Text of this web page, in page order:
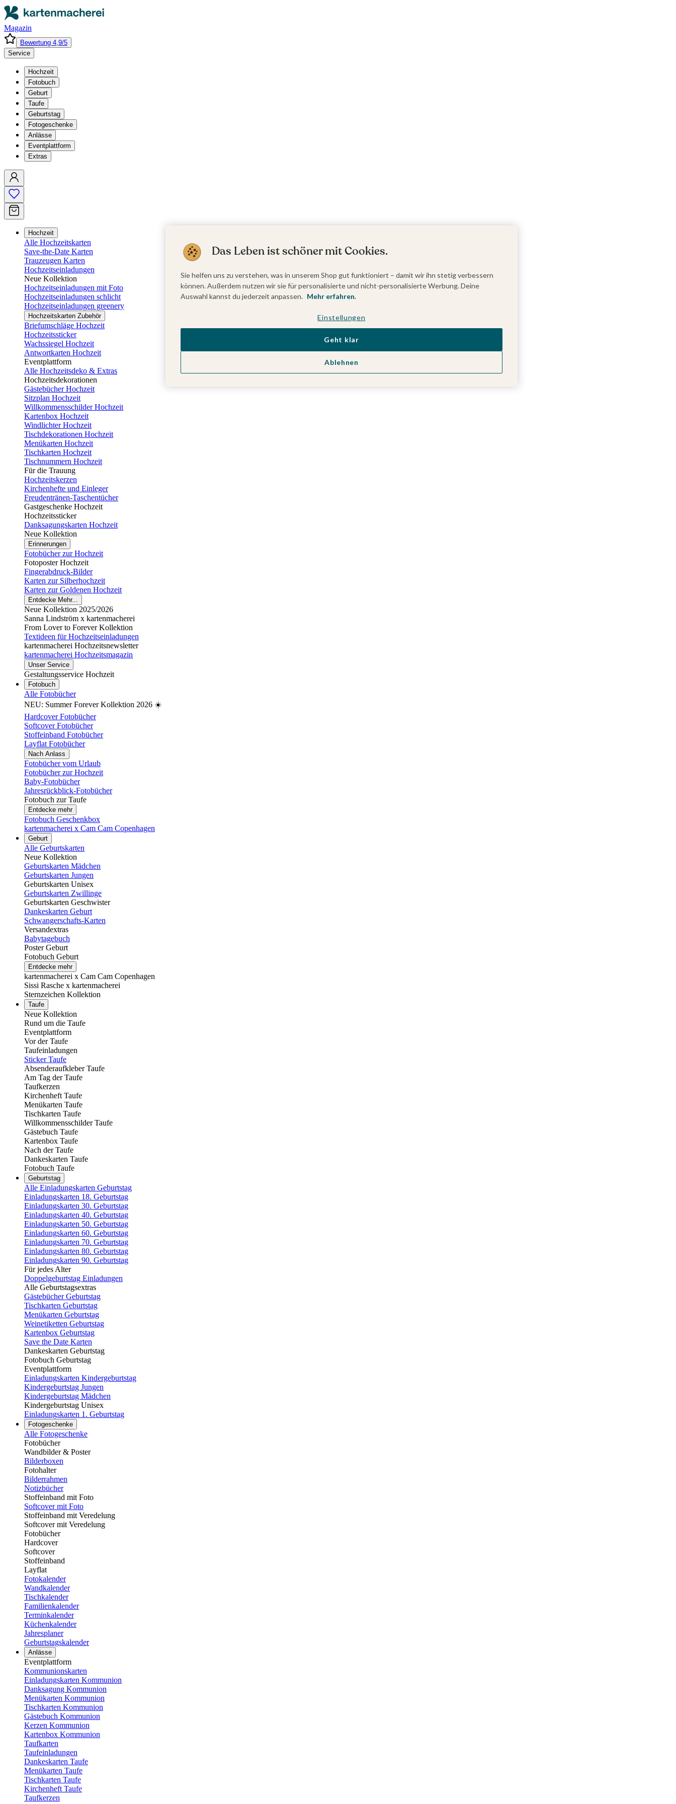
Magazin
Bewertung 4,9/5
Service
Hochzeit
Fotobuch
Geburt
Taufe
Geburtstag
Fotogeschenke
Anlässe
Eventplattform
Extras
Hochzeit
Alle Hochzeitskarten
Save-the-Date Karten
Trauzeugen Karten
Hochzeitseinladungen
Neue Kollektion
Hochzeitseinladungen mit Foto
Hochzeitseinladungen schlicht
Hochzeitseinladungen greenery
Hochzeitskarten Zubehör
Briefumschläge Hochzeit
Hochzeitssticker
Wachssiegel Hochzeit
Antwortkarten Hochzeit
Eventplattform
Alle Hochzeitsdeko & Extras
Hochzeitsdekorationen
Gästebücher Hochzeit
Sitzplan Hochzeit
Willkommensschilder Hochzeit
Kartenbox Hochzeit
Windlichter Hochzeit
Tischdekorationen Hochzeit
Menükarten Hochzeit
Tischkarten Hochzeit
Tischnummern Hochzeit
Für die Trauung
Hochzeitskerzen
Kirchenhefte und Einleger
Freudentränen-Taschentücher
Gastgeschenke Hochzeit
Hochzeitssticker
Danksagungskarten Hochzeit
Neue Kollektion
Erinnerungen
Fotobücher zur Hochzeit
Fotoposter Hochzeit
Fingerabdruck-Bilder
Karten zur Silberhochzeit
Karten zur Goldenen Hochzeit
Entdecke Mehr...
Neue Kollektion 2025/2026
Sanna Lindström x kartenmacherei
From Lover to Forever Kollektion
Textideen für Hochzeitseinladungen
kartenmacherei Hochzeitsnewsletter
kartenmacherei Hochzeitsmagazin
Unser Service
Gestaltungsservice Hochzeit
Fotobuch
Alle Fotobücher
NEU: Summer Forever Kollektion 2026 ☀️
Hardcover Fotobücher
Softcover Fotobücher
Stoffeinband Fotobücher
Layflat Fotobücher
Nach Anlass
Fotobücher vom Urlaub
Fotobücher zur Hochzeit
Baby-Fotobücher
Jahresrückblick-Fotobücher
Fotobuch zur Taufe
Entdecke mehr
Fotobuch Geschenkbox
kartenmacherei x Cam Cam Copenhagen
Geburt
Alle Geburtskarten
Neue Kollektion
Geburtskarten Mädchen
Geburtskarten Jungen
Geburtskarten Unisex
Geburtskarten Zwillinge
Geburtskarten Geschwister
Dankeskarten Geburt
Schwangerschafts-Karten
Versandextras
Babytagebuch
Poster Geburt
Fotobuch Geburt
Entdecke mehr
kartenmacherei x Cam Cam Copenhagen
Sissi Rasche x kartenmacherei
Sternzeichen Kollektion
Taufe
Neue Kollektion
Rund um die Taufe
Eventplattform
Vor der Taufe
Taufeinladungen
Sticker Taufe
Absenderaufkleber Taufe
Am Tag der Taufe
Taufkerzen
Kirchenheft Taufe
Menükarten Taufe
Tischkarten Taufe
Willkommensschilder Taufe
Gästebuch Taufe
Kartenbox Taufe
Nach der Taufe
Dankeskarten Taufe
Fotobuch Taufe
Geburtstag
Alle Einladungskarten Geburtstag
Einladungskarten 18. Geburtstag
Einladungskarten 30. Geburtstag
Einladungskarten 40. Geburtstag
Einladungskarten 50. Geburtstag
Einladungskarten 60. Geburtstag
Einladungskarten 70. Geburtstag
Einladungskarten 80. Geburtstag
Einladungskarten 90. Geburtstag
Für jedes Alter
Doppelgeburtstag Einladungen
Alle Geburtstagsextras
Gästebücher Geburtstag
Tischkarten Geburtstag
Menükarten Geburtstag
Weinetiketten Geburtstag
Kartenbox Geburtstag
Save the Date Karten
Dankeskarten Geburtstag
Fotobuch Geburtstag
Eventplattform
Einladungskarten Kindergeburtstag
Kindergeburtstag Jungen
Kindergeburtstag Mädchen
Kindergeburtstag Unisex
Einladungskarten 1. Geburtstag
Fotogeschenke
Alle Fotogeschenke
Fotobücher
Wandbilder & Poster
Bilderboxen
Fotohalter
Bilderrahmen
Notizbücher
Stoffeinband mit Foto
Softcover mit Foto
Stoffeinband mit Veredelung
Softcover mit Veredelung
Fotobücher
Hardcover
Softcover
Stoffeinband
Layflat
Fotokalender
Wandkalender
Tischkalender
Familienkalender
Terminkalender
Küchenkalender
Jahresplaner
Geburtstagskalender
Anlässe
Eventplattform
Kommunionskarten
Einladungskarten Kommunion
Danksagung Kommunion
Menükarten Kommunion
Tischkarten Kommunion
Gästebuch Kommunion
Kerzen Kommunion
Kartenbox Kommunion
Taufkarten
Taufeinladungen
Dankeskarten Taufe
Menükarten Taufe
Tischkarten Taufe
Kirchenheft Taufe
Taufkerzen
Das Leben ist schöner mit Cookies.
Sie helfen uns zu verstehen, was in unserem Shop gut funktioniert – damit wir ihn stetig verbessern
können. Außerdem nutzen wir sie für personalisierte und nicht-personalisierte Werbung. Deine
Auswahl kannst du jederzeit anpassen. Mehr erfahren.
Einstellungen
Ablehnen
Geht klar